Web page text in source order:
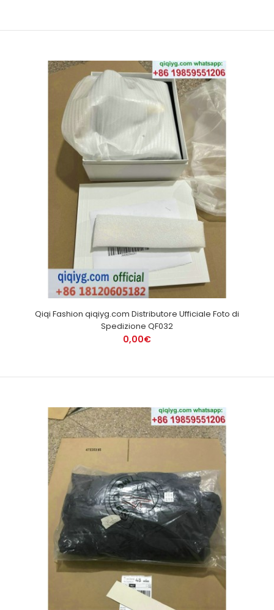
Qiqi Fashion qiqiyg.com Distributore Ufficiale Foto di
Spedizione QF032
0,00€